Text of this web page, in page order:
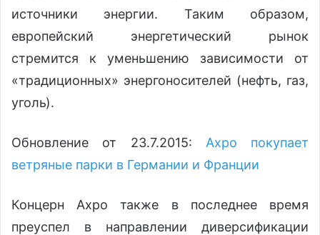
источники энергии. Таким образом,
европейский энергетический рынок
стремится к уменьшению зависимости от
«традиционных» энергоносителей (нефть, газ,
уголь).
Обновление от 23.7.2015: Axpo покупает
ветряные парки в Германии и Франции
Концерн Axpo также в последнее время
преуспел в направлении диверсификации